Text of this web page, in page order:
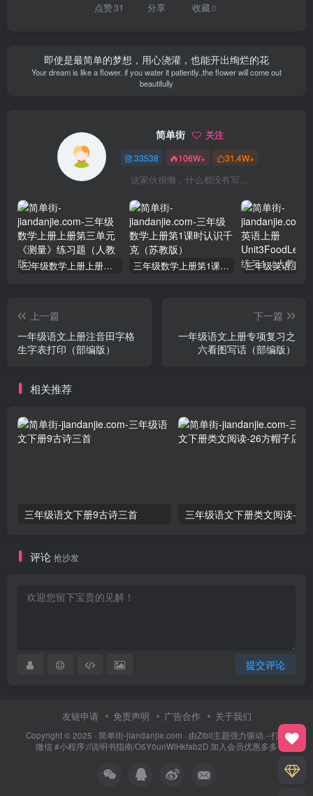
点赞31 分享 收藏0
即使是最简单的梦想，用心浇灌，也能开出绚烂的花
Your dream is like a flower. if you water it patiently.,the flower will come out
beautifully
简单街 关注
33538 106W+ 31.4W+
这家伙很懒，什么都没有写...
三年级数学上册上册第三单元《测量》练习题（人教版） 三年级数学上册第1课时认识千克（苏教版）
上一篇
一年级语文上册注音田字格
生字表打印（部编版）
下一篇
一年级语文上册专项复习之
六看图写话（部编版）
相关推荐
三年级语文下册9古诗三首
评论 抢沙发
提交评论
友链申请 免责声明 广告合作 关于我们
Copyright © 2025 · 简单街-jiandanjie.com · 由Zibll主题强力驱动.--打开
微信 #小程序://说明书指南/O5Y0unWlHkfab2D 加入会员优惠多多